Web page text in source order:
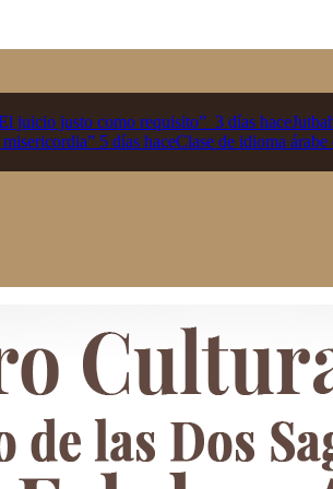
juicio justo como requisito” 3 días hace
5 días haceClase de idioma